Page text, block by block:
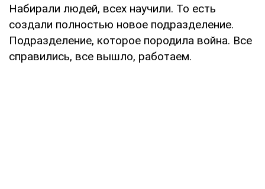
Набирали людей, всех научили. То есть
создали полностью новое подразделение.
Подразделение, которое породила война. Все
справились, все вышло, работаем.